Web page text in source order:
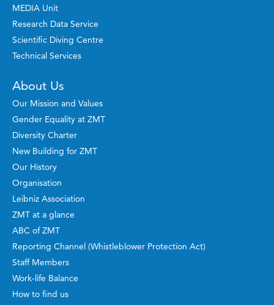
MEDIA Unit
Research Data Service
Scientific Diving Centre
Technical Services
About Us
Our Mission and Values
Gender Equality at ZMT
Diversity Charter
New Building for ZMT
Our History
Organisation
Leibniz Association
ZMT at a glance
ABC of ZMT
Reporting Channel (Whistleblower Protection Act)
Staff Members
Work-life Balance
How to find us